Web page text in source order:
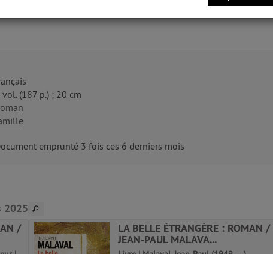
vol. (187 p.) ; 20 cm
emprunté 3 fois ces 6 derniers mois
2025
/
LA BELLE ÉTRANGÈRE : ROMAN /
JEAN-PAUL MALAVA...